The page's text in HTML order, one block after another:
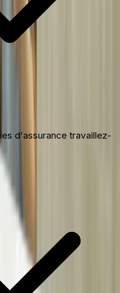
d'assurance travaillez-